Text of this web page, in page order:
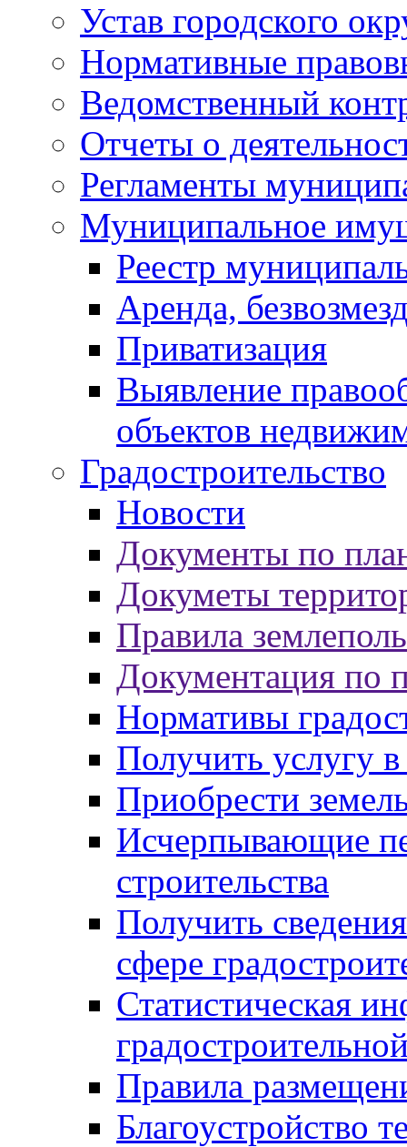
Устав городского
Нормативные
Ведомственный
Отчеты о
Регламенты
Муниципальное
Реестр
Аренда,
Приватизация
Выявление
объектов
Градостроительство
Новости
Документы по
Докуметы
Правила
Документация по
Нормативы
Получить услугу в
Приобрести
Исчерпывающие
строительства
Получить
сфере
Статистическая
Правила
Благоустройство